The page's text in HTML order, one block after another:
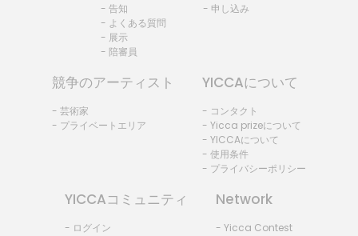
- 告知
- よくある質問
- 展示
- 陪審員
- 申し込み
競争のアーティスト
- 芸術家
- プライベートエリア
YICCAについて
- コンタクト
- Yicca prizeについて
- YICCAについて
- 使用条件
- プライバシーポリシー
YICCAコミュニティ
- ログイン
Network
- Yicca Contest